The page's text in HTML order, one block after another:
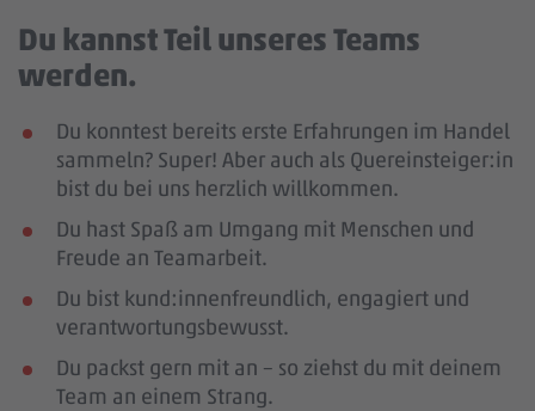
Du kannst Teil unseres Teams
werden.
Du konntest bereits erste Erfahrungen im Handel
sammeln? Super! Aber auch als Quereinsteiger:in
bist du bei uns herzlich willkommen.
Du hast Spaß am Umgang mit Menschen und
Freude an Teamarbeit.
Du bist kund:innenfreundlich, engagiert und
verantwortungsbewusst.
Du packst gern mit an – so ziehst du mit deinem
Team an einem Strang.